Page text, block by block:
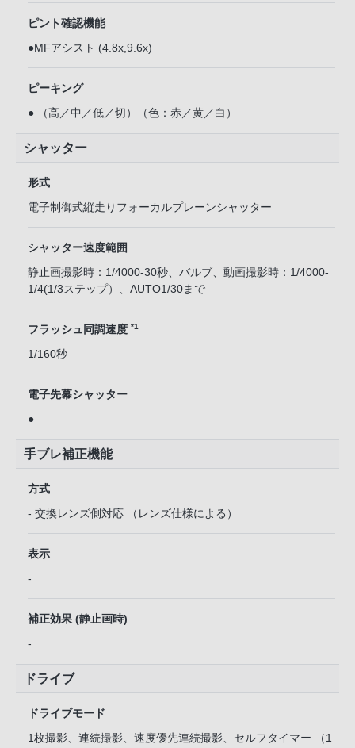
ピント確認機能
●MFアシスト (4.8x,9.6x)
ピーキング
● （高／中／低／切）（色：赤／黄／白）
シャッター
形式
電子制御式縦走りフォーカルプレーンシャッター
シャッター速度範囲
静止画撮影時：1/4000-30秒、バルブ、動画撮影時：1/4000-
1/4(1/3ステップ）、AUTO1/30まで
フラッシュ同調速度 *1
1/160秒
電子先幕シャッター
●
手ブレ補正機能
方式
- 交換レンズ側対応 （レンズ仕様による）
表示
-
補正効果 (静止画時)
-
ドライブ
ドライブモード
1枚撮影、連続撮影、速度優先連続撮影、セルフタイマー （1